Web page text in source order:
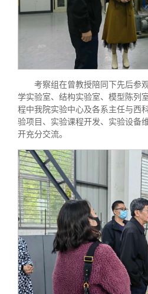
考察组在曾教授陪同下先后参
学实验室、结构实验室、模型陈列
程中我院实验中心及各系主任与西
验项目、实验课程开发、实验设备
开充分交流。